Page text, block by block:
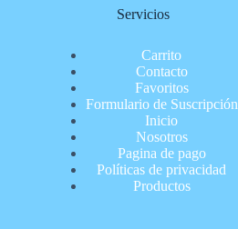
Servicios
Carrito
Contacto
Favoritos
Formulario de Suscripción
Inicio
Nosotros
Pagina de pago
Políticas de privacidad
Productos